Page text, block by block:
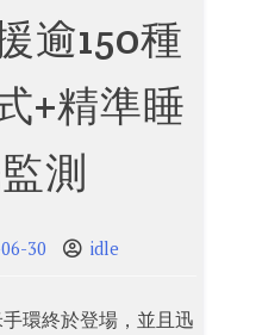
逾150種
+精準睡
測
30 idle
環終於登場，並且迅